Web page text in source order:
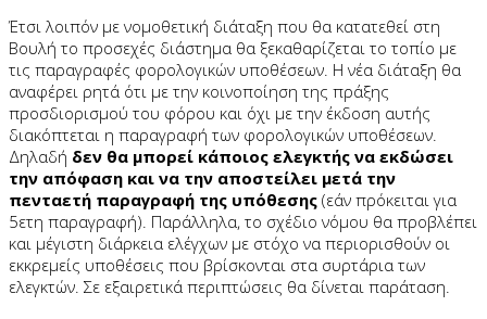
Έτσι λοιπόν με νομοθετική διάταξη που θα κατατεθεί στη
Βουλή το προσεχές διάστημα θα ξεκαθαρίζεται το τοπίο με
τις παραγραφές φορολογικών υποθέσεων. Η νέα διάταξη θα
αναφέρει ρητά ότι με την κοινοποίηση της πράξης
προσδιορισμού του φόρου και όχι με την έκδοση αυτής
διακόπτεται η παραγραφή των φορολογικών υποθέσεων.
Δηλαδή δεν θα μπορεί κάποιος ελεγκτής να εκδώσει
την απόφαση και να την αποστείλει μετά την
πενταετή παραγραφή της υπόθεσης (εάν πρόκειται για
5ετη παραγραφή). Παράλληλα, το σχέδιο νόμου θα προβλέπει
και μέγιστη διάρκεια ελέγχων με στόχο να περιορισθούν οι
εκκρεμείς υποθέσεις που βρίσκονται στα συρτάρια των
ελεγκτών. Σε εξαιρετικά περιπτώσεις θα δίνεται παράταση.